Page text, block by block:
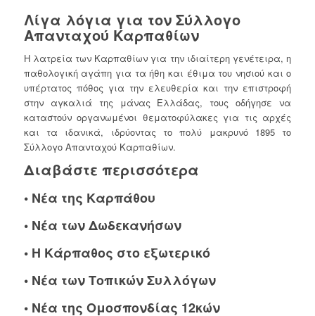
Λίγα λόγια για τον Σύλλογο
Απανταχού Καρπαθίων
Η λατρεία των Καρπαθίων για την ιδιαίτερη γενέτειρα, η
παθολογική αγάπη για τα ήθη και έθιμα του νησιού και ο
υπέρτατος πόθος για την ελευθερία και την επιστροφή
στην αγκαλιά της μάνας Ελλάδας, τους οδήγησε να
καταστούν οργανωμένοι θεματοφύλακες για τις αρχές
και τα ιδανικά, ιδρύοντας το πολύ μακρυνό 1895 το
Σύλλογο Απανταχού Καρπαθίων.
Διαβάστε περισσότερα
• Νέα της Καρπάθου
• Νέα των Δωδεκανήσων
• Η Κάρπαθος στο εξωτερικό
• Νέα των Τοπικών Συλλόγων
• Νέα της Ομοσπονδίας 12κών